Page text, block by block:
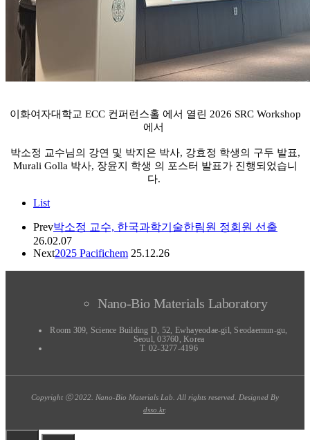
이화여자대학교 ECC 컨퍼런스홀 에서 열린 2026 SRC Workshop
에서
박소정 교수님의 강연 및 박지은 박사, 강효정 학생의 구두 발표,
Murali Golla 박사, 장윤지 학생 의 포스터 발표가 진행되었습니
다.
List
Prev박소정 교수, 한국과학기술한림원 정회원 선출
26.02.07
Next2025 Pacifichem 25.12.26
Nano-Bio Materials Laboratory
Room 309, Science Building D, 52, Ewhayeodae-gil, Seodaemun-gu,
Seoul, 03760, Korea
T. 02-3277-4196
Copyright ⓒ 2022. Nano-Bio Materials Lab. All rights reserved. Designed By
dsso.kr.